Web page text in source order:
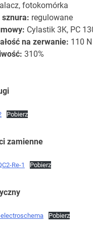
fotokomórka
sznura: regulowane
: Cylastik 3K, PC
na zerwanie: 110 N
310%
Pobierz
zamienne
Re-1 Pobierz
Pobierz